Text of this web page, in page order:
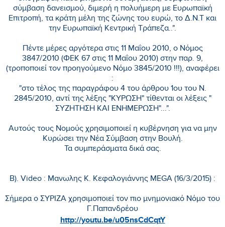
σύμβαση δανεισμού, διμερή η πολυήμερη με Ευρωπαϊκή
Επιτροπή, τα κράτη μέλη της ζώνης του ευρώ, το Δ.Ν.Τ και
την Ευρωπαϊκή Κεντρική Τράπεζα..".
Πέντε μέρες αργότερα στις 11 Μαΐου 2010, ο Νόμος
3847/2010 (ΦΕΚ 67 στις 11 Μαΐου 2010) στην παρ. 9,
(τροποποιεί τον προηγούμενο Νόμο 3845/2010 !!!), αναφέρει
:
"στο τέλος της παραγράφου 4 του άρθρου 1ου του Ν.
2845/2010, αντί της λέξης "ΚΥΡΩΣΗ" τίθενται οι λέξεις "
ΣΥΖΗΤΗΣΗ ΚΑΙ ΕΝΗΜΕΡΩΣΗ"...".
Αυτούς τους Νομούς χρησιμοποιεί η κυβέρνηση για να μην
Κυρώσει την Νέα Σύμβαση στην Βουλή.
Τα συμπεράσματα δικά σας.
Β). Video : Μανωλης Κ. Κεφαλογιάννης MEGA (16/3/2015) :
Σήμερα ο ΣΥΡΙΖΑ χρησιμοποιεί τον πιο μνημονιακό Νόμο του
Γ.Παπανδρέου
http://youtu.be/u05nsCdCqtY